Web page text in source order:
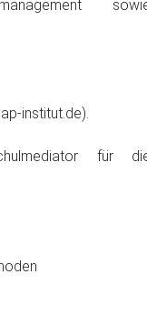
institut.de).
für